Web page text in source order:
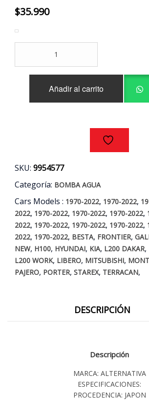
$35.990
KIA
Añadir al carrito
SKU: 9954577
Categoría: BOMBA AGUA
Cars Models : 1970-2022, 1970-2022,
2022, 1970-2022, 1970-2022, 1970-2022,
2022, 1970-2022, 1970-2022, 1970-2022,
2022, 1970-2022, BESTA, FRONTIER,
NEW, H100, HYUNDAI, KIA, L200 DAKAR,
L200 WORK, LIBERO, MITSUBISHI,
PAJERO, PORTER, STAREX, TERRACAN,
DESCRIPCIÓN
Descripción
MARCA: ALTERNATIVA
ESPECIFICACIONES:
PROCEDENCIA: JAPON